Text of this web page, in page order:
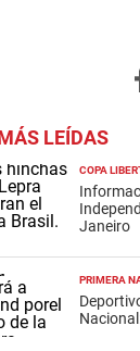
LEÍDAS
COPA
Janeiro
PRIMERA